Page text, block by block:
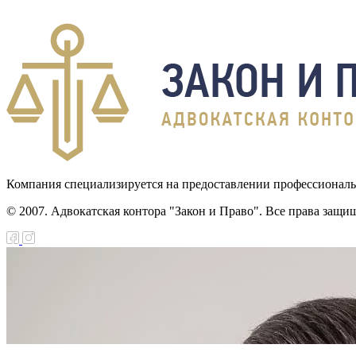
Компания специализируется на предоставлении
© 2007. Адвокатская контора "Закон и Право". Все права